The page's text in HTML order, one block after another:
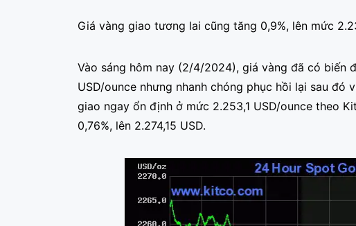
Giá vàng giao tương lai cũng tăng 0,9%, lên mức
Vào sáng hôm nay (2/4/2024), giá vàng đã có
USD/ounce nhưng nhanh chóng phục hồi lại sau đó
giao ngay ổn định ở mức 2.253,1 USD/ounce theo
0,76%, lên 2.274,15 USD.